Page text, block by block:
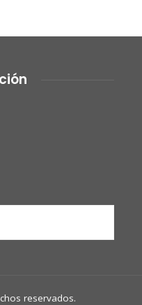
reservados.